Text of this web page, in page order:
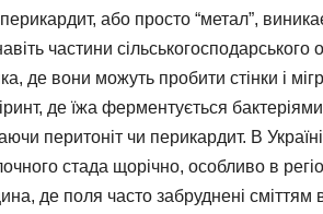
або просто “метал”,
частини сільськогосподарського
де вони можуть пробити стінки і
де їжа ферментується
перитоніт чи перикардит. В
стада щорічно, особливо в
де поля часто забруднені сміттям